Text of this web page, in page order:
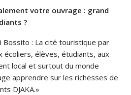
votre ouvrage : grand
?
Bossito : La cité touristique par
écoliers, élèves, étudiants, aux
local et surtout du monde
apprendre sur les richesses de
DJAKA.»